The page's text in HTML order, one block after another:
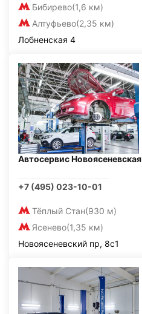
Бибирево(1,6 км)
Алтуфьево(2,35 км)
Лобненская 4
Автосервис Новоясеневская
+7 (495) 023-10-01
Тёплый Стан(930 м)
Ясенево(1,35 км)
Новоясеневский пр, 8с1